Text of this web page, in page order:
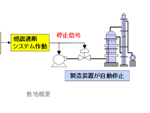
敷地概要